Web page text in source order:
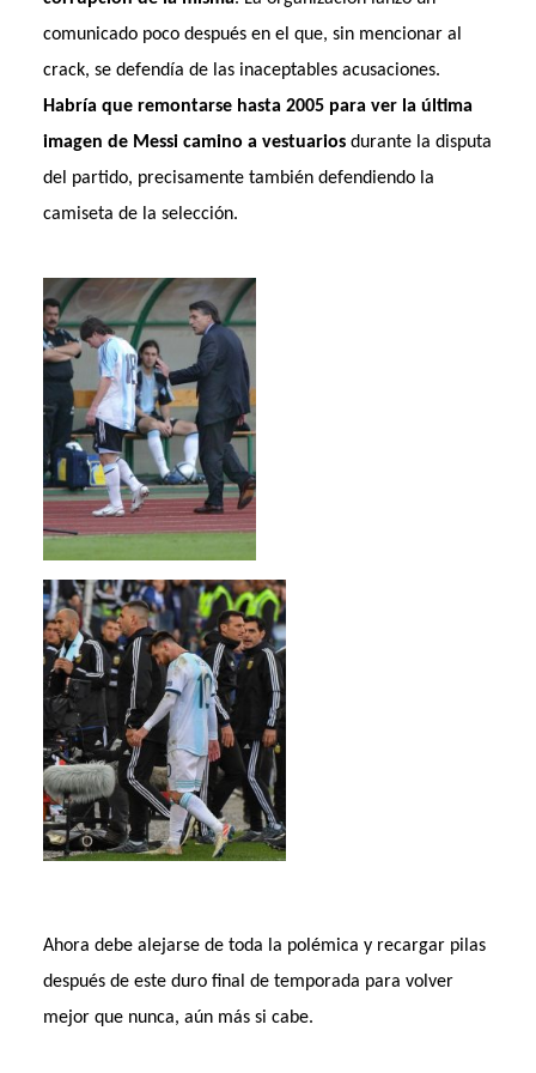
comunicado poco después en el que, sin mencionar al
crack, se defendía de las inaceptables acusaciones.
Habría que remontarse hasta 2005 para ver la última
imagen de Messi camino a vestuariosdurante la disputa
del partido, precisamente también defendiendo la
camiseta de la selección.
Ahora debe alejarse de toda la polémica y recargar pilas
después de este duro final de temporada para volver
mejor que nunca, aún más si cabe.